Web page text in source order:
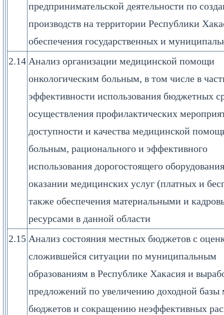
предпринимательской деятельности по
производств на территории Республики
обеспечения государственных и
2.14 Анализ организации медицинской помощи
онкологическим больным, в том числе в
эффективности использования бюджетных
осуществления профилактических
доступности и качества медицинской
больным, рационального и эффективного
использования дорогостоящего
оказании медицинских услуг (платных и
также обеспечения материальными и
ресурсами в данной области
2.15 Анализ состояния местных бюджетов с
сложившейся ситуации по муниципальным
образованиям в Республике Хакасия и
предложений по увеличению доходной базы
бюджетов и сокращению неэффективных